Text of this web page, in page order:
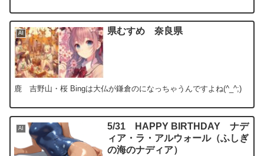
AI 県むすめ 奈良県
鹿 吉野山・桜 Bingは大仏が鎌倉のになっちゃうんですよね(^_^;)
AI
5/31 HAPPY BIRTHDAY ナデ
ィア・ラ・アルウォール（ふしぎ
の海のナディア）